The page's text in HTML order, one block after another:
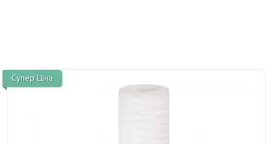
Супер Ціна